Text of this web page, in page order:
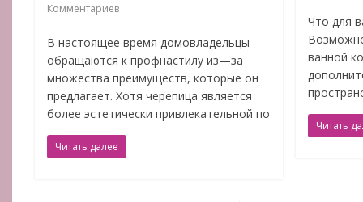
Комментариев
В настоящее время домовладельцы
обращаются к профнастилу из—за
множества преимуществ, которые он
предлагает. Хотя черепица является
более эстетически привлекательной по
Читать далее
Что для
ванной
Читать